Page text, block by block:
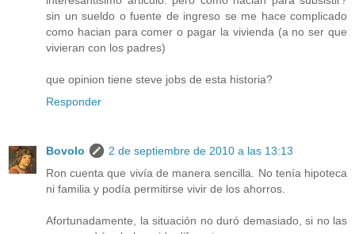
sin un sueldo o fuente de ingreso se me hace complicado
como hacian para comer o pagar la vivienda (a no ser que
vivieran con los padres)
que opinion tiene steve jobs de esta historia?
Responder
Bovolo
2 de septiembre de 2010 a las 13:13
Ron cuenta que vivía de manera sencilla. No tenía hipoteca
ni familia y podía permitirse vivir de los ahorros.
Afortunadamente, la situación no duró demasiado, si no las